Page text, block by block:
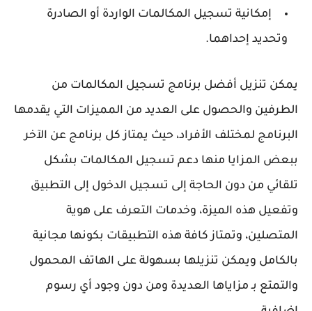
إمكانية تسجيل المكالمات الواردة أو الصادرة
وتحديد إحداهما.
يمكن تنزيل أفضل برنامج تسجيل المكالمات من
الطرفين والحصول على العديد من المميزات التي يقدمها
البرنامج لمختلف الأفراد، حيث يمتاز كل برنامج عن الآخر
ببعض المزايا منها دعم تسجيل المكالمات بشكل
تلقائي من دون الحاجة إلى تسجيل الدخول إلى التطبيق
وتفعيل هذه الميزة، وخدمات التعرف على هوية
المتصلين، وتمتاز كافة هذه التطبيقات بكونها مجانية
بالكامل ويمكن تنزيلها بسهولة على الهاتف المحمول
والتمتع بـ مزاياها العديدة ومن دون وجود أي رسوم